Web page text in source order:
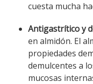
cuesta mucha
Antigastrítico y
en almidón. El
propiedades
demulcentes a
mucosas